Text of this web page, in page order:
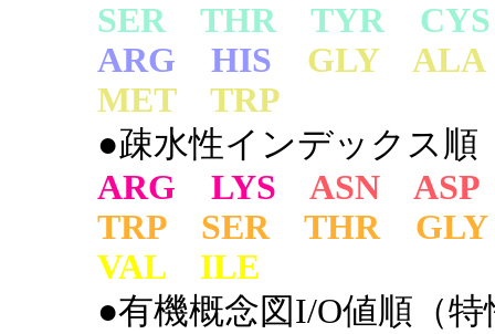
SER THR TYR
ARG HIS
GLY
MET TRP
●疎水性インデックス順
ARG LYS
ASN
TRP SER THR GLY
VAL ILE
●有機概念図I/O値順（特